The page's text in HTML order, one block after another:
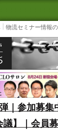
ースサイト
3PL, SCMな
物流セミナー情報
｜参加募集
】｜会員